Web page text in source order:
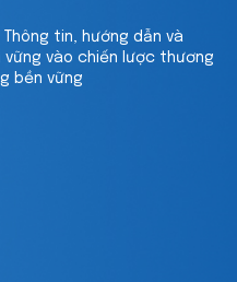
tin, hướng dẫn và
vào chiến lược thương
bền vững